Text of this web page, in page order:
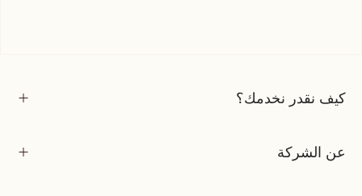
كيف نقدر نخدمك؟
عن الشركة